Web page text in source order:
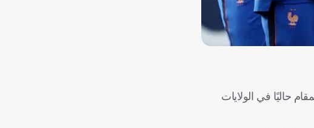
فريقه الذي يستعد لخوض أولى مبارياته في مونديال 2026 المقام حاليًا في الولايات